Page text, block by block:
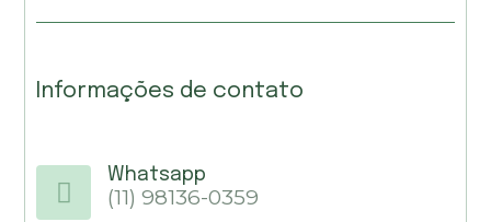
Informações de contato
Whatsapp
(11) 98136-0359